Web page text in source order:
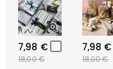
7,98 €
18,00 €
7,98 €
18,00 €